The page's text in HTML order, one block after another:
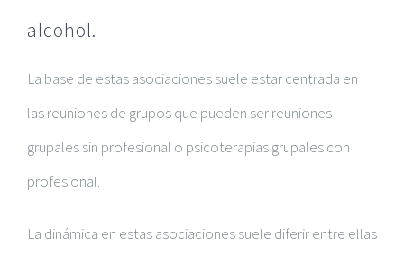
alcohol.
La base de estas asociaciones suele estar centrada en
las reuniones de grupos que pueden ser reuniones
grupales sin profesional o psicoterapias grupales con
profesional.
La dinámica en estas asociaciones suele diferir entre ellas